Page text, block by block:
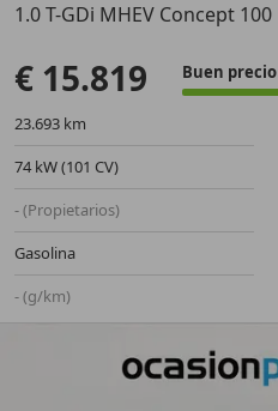
Anterior
1.0 T-GDi MHEV Concept 100
€ 15.819 Buen precio
23.693 km
74 kW (101 CV)
- (Propietarios)
Gasolina
- (g/km)